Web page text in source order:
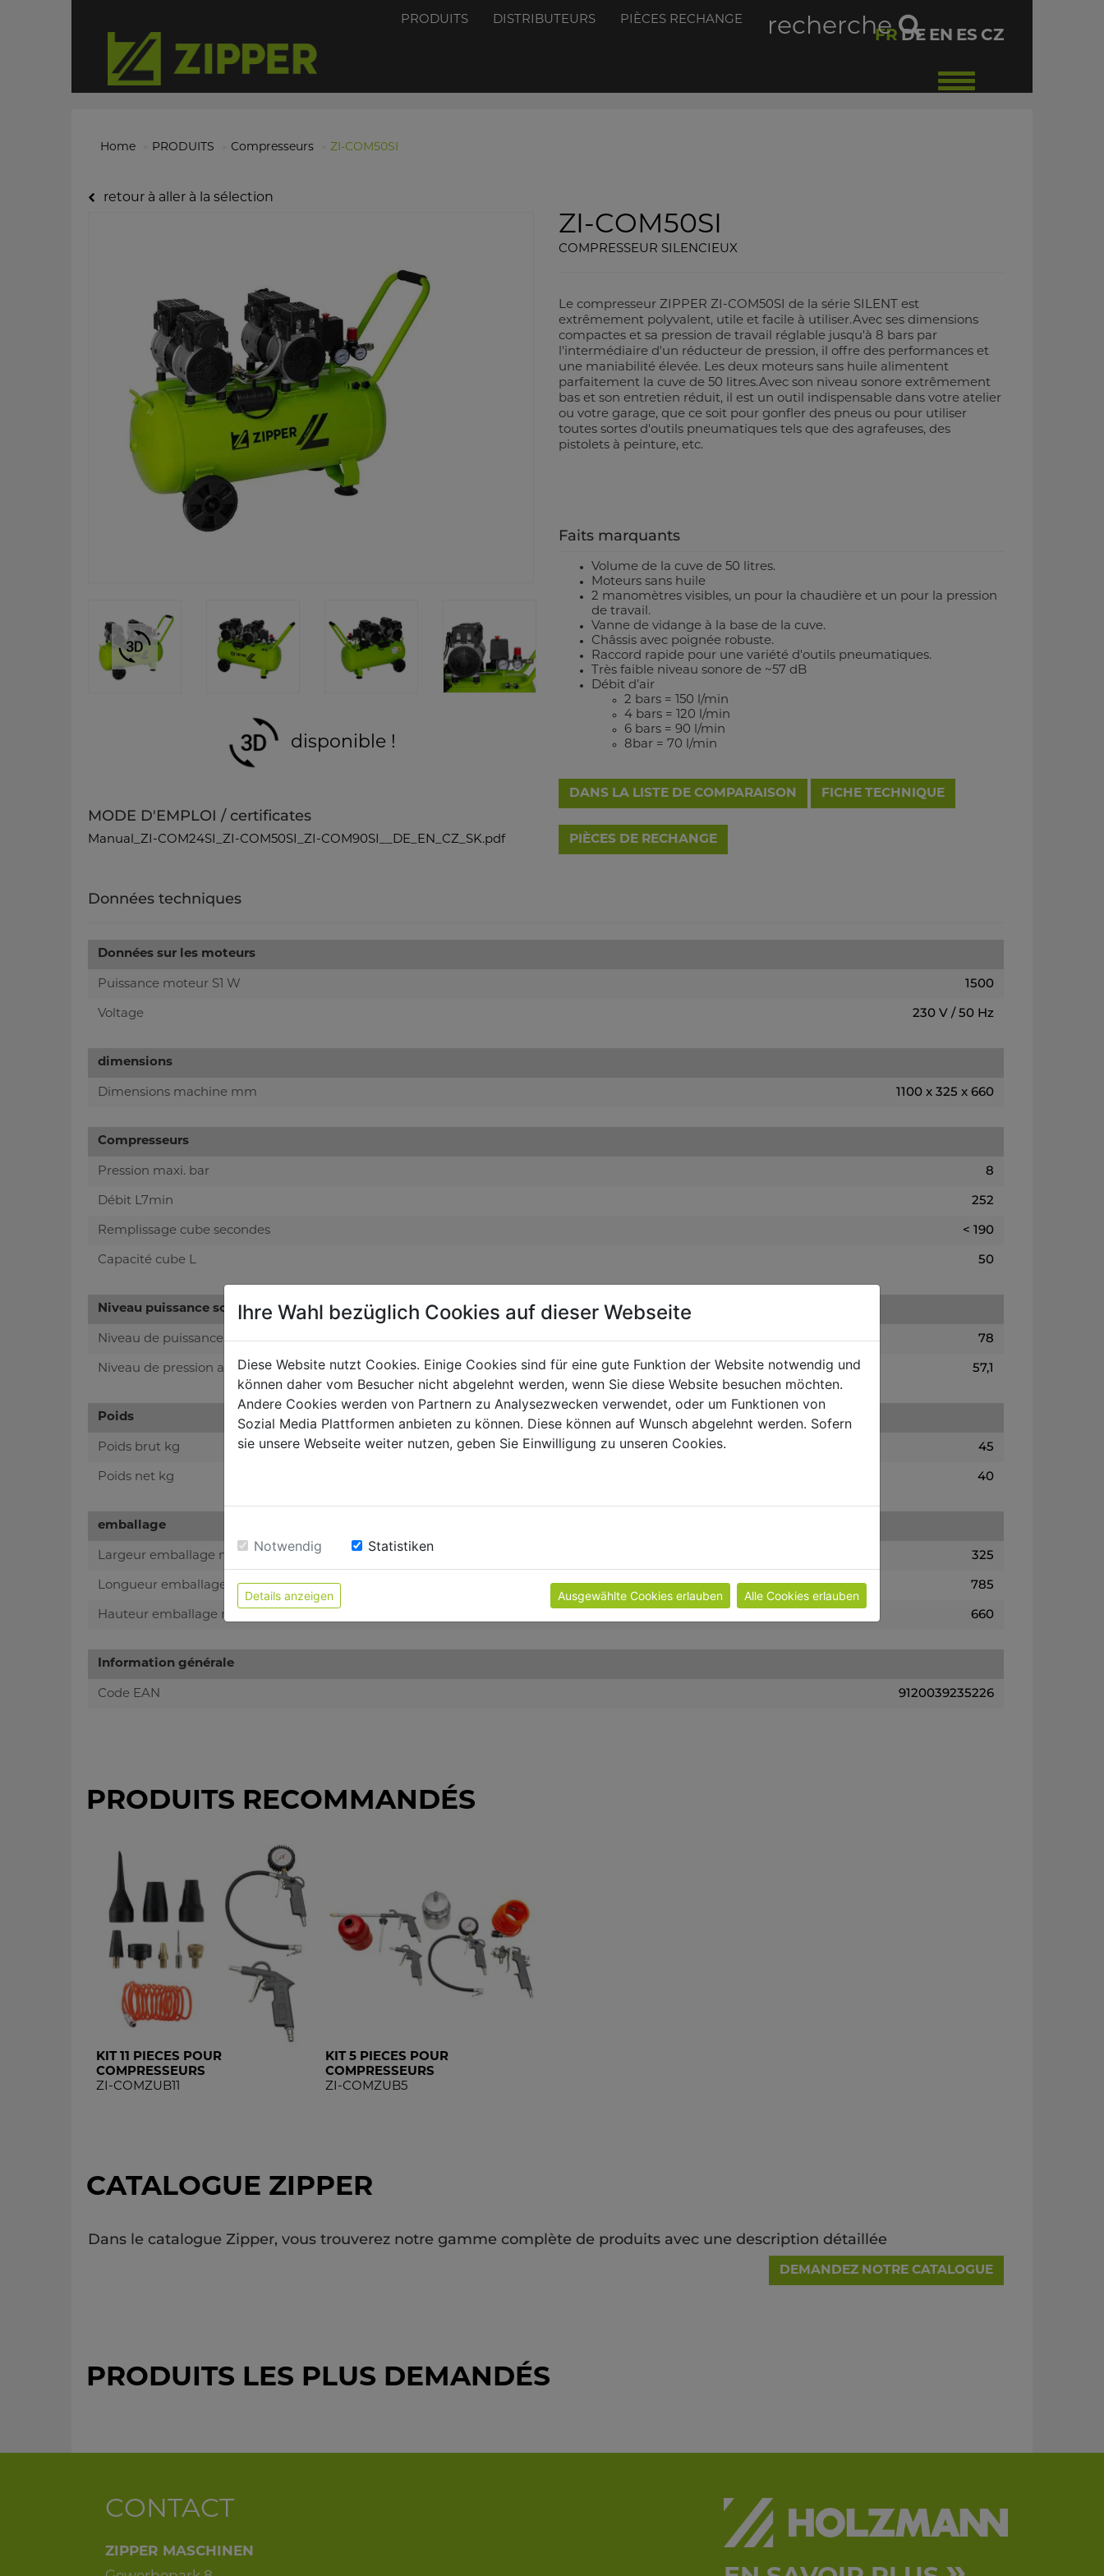
Toggle
navigation
FR DE EN ES CZ
PRODUITS DISTRIBUTEURS PIÈCES RECHANGE recherche
Home PRODUITS Compresseurs ZI-COM50SI
retour à aller à la sélection
disponible !
MODE D'EMPLOI / certificates
Manual_ZI-COM24SI_ZI-COM50SI_ZI-COM90SI__DE_EN_CZ_SK.pdf
ZI-COM50SI
COMPRESSEUR SILENCIEUX
Le compresseur ZIPPER ZI-COM50SI de la série SILENT est
extrêmement polyvalent, utile et facile à utiliser.Avec ses dimensions
compactes et sa pression de travail réglable jusqu'à 8 bars par
l'intermédiaire d'un réducteur de pression, il offre des performances et
une maniabilité élevée. Les deux moteurs sans huile alimentent
parfaitement la cuve de 50 litres.Avec son niveau sonore extrêmement
bas et son entretien réduit, il est un outil indispensable dans votre atelier
ou votre garage, que ce soit pour gonfler des pneus ou pour utiliser
toutes sortes d'outils pneumatiques tels que des agrafeuses, des
pistolets à peinture, etc.
Faits marquants
Volume de la cuve de 50 litres.
Moteurs sans huile
2 manomètres visibles, un pour la chaudière et un pour la pression
de travail.
Vanne de vidange à la base de la cuve.
Châssis avec poignée robuste.
Raccord rapide pour une variété d'outils pneumatiques.
Très faible niveau sonore de ~57 dB
Débit d’air
2 bars = 150 l/min
4 bars = 120 l/min
6 bars = 90 l/min
8bar = 70 l/min
DANS LA LISTE DE COMPARAISON FICHE TECHNIQUE
Données techniques
Données sur les moteurs
Puissance moteur S1 W 1500
Voltage 230 V / 50 Hz
dimensions
Dimensions machine mm 1100 x 325 x 660
Compresseurs
Pression maxi. bar 8
Débit L7min 252
Remplissage cube secondes < 190
Capacité cube L 50
Niveau puissance sonore- vibreur
Niveau de puissance sonore en dB 78
Niveau de pression acoustique en dB 57,1
Poids
Poids brut kg 45
Poids net kg 40
emballage
Largeur emballage mm 325
Longueur emballage mm 785
Hauteur emballage mm 660
Information générale
Code EAN 9120039235226
PRODUITS RECOMMANDÉS
KIT 11 PIECES POUR
COMPRESSEURS
ZI-COMZUB11
KIT 5 PIECES POUR
COMPRESSEURS
ZI-COMZUB5
CATALOGUE ZIPPER
Dans le catalogue Zipper, vous trouverez notre gamme complète de produits avec une description détaillée
DEMANDEZ NOTRE CATALOGUE
PRODUITS LES PLUS DEMANDÉS
CONTACT
ZIPPER MASCHINEN
Ihre Wahl bezüglich Cookies auf dieser Webseite
Diese Website nutzt Cookies. Einige Cookies sind für eine gute Funktion der Website notwendig und
können daher vom Besucher nicht abgelehnt werden, wenn Sie diese Website besuchen möchten.
Andere Cookies werden von Partnern zu Analysezwecken verwendet, oder um Funktionen von
Sozial Media Plattformen anbieten zu können. Diese können auf Wunsch abgelehnt werden. Sofern
sie unsere Webseite weiter nutzen, geben Sie Einwilligung zu unseren Cookies.
Notwendig Statistiken
Details anzeigen Ausgewählte Cookies erlauben Alle Cookies erlauben